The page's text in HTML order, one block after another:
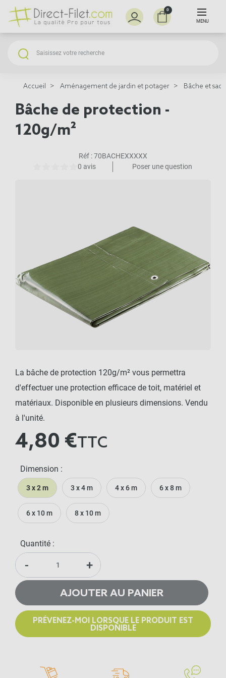
0
MENU
Accueil Aménagement de jardin et potager Bâche et
Bâche de protection -
120g/m²
Réf :70BACHEXXXXX
0 avis
Poser une question
La bâche de protection 120g/m² vous permettra
d'effectuer une protection efficace de toit, matériel et
matériaux. Disponible en plusieurs dimensions. Vendu
à l'unité.
4,80 €TTC
Dimension :
3 x 2 m 3 x 4 m 4 x 6 m 6 x 8 m
6 x 10 m 8 x 10 m
Quantité :
- +
AJOUTER AU PANIER
PRÉVENEZ-MOI LORSQUE LE PRODUIT EST
DISPONIBLE